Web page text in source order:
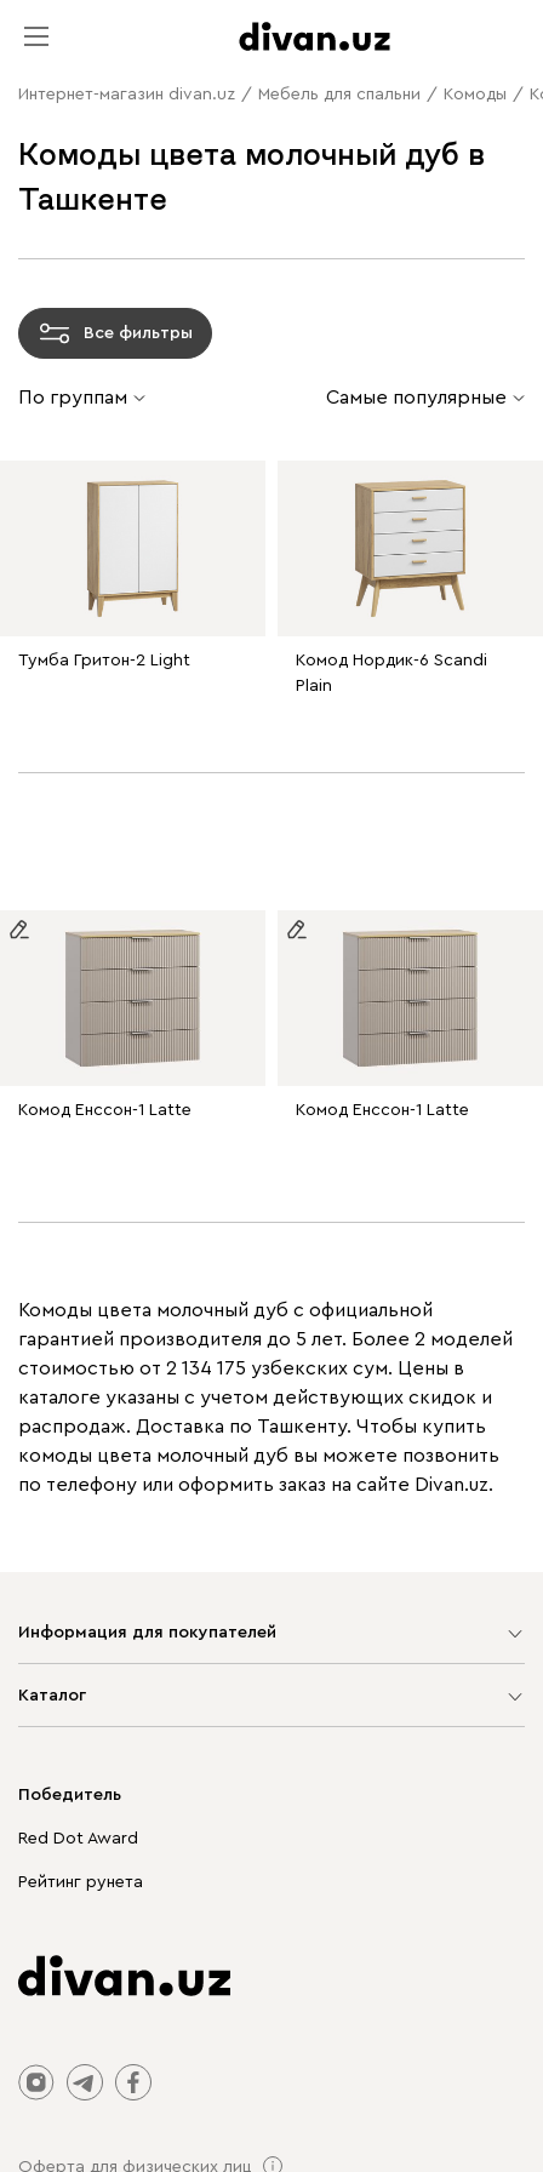
Интернет-магазин divan.uz / Мебель для спальни / Комоды /
Комоды цвета молочный дуб в
Ташкенте
Все фильтры
По группам Самые популярные
Тумба Гритон-2 Light
Комод Нордик-6 Scandi
Plain
Комод Енссон-1 Latte Комод Енссон-1 Latte
Комоды цвета молочный дуб с официальной
гарантией производителя до 5 лет. Более 2 моделей
стоимостью от 2 134 175 узбекских сум. Цены в
каталоге указаны с учетом действующих скидок и
распродаж. Доставка по Ташкенту. Чтобы купить
комоды цвета молочный дуб вы можете позвонить
по телефону или оформить заказ на сайте Divan.uz.
Информация для покупателей
Каталог
Корпусная мебель
Столы и стулья
Победитель
Red Dot Award
Рейтинг рунета
Оферта для физических лиц